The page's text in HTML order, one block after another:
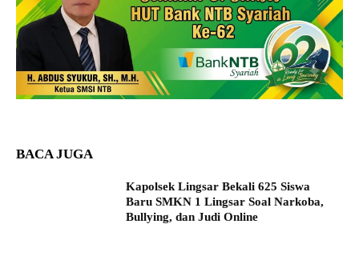
BACA JUGA
Kapolsek Lingsar Bekali 625 Siswa
Baru SMKN 1 Lingsar Soal Narkoba,
Bullying, dan Judi Online